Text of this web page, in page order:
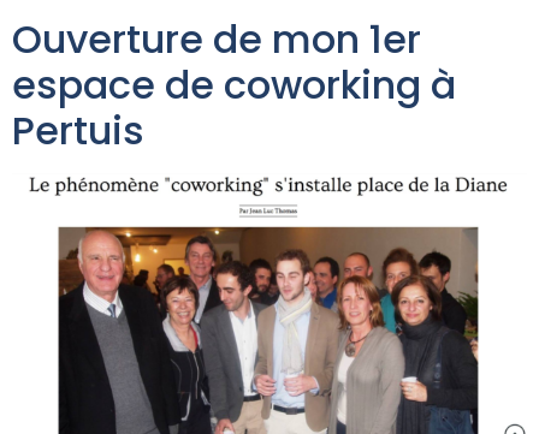
Ouverture de mon 1er
espace de coworking à
Pertuis